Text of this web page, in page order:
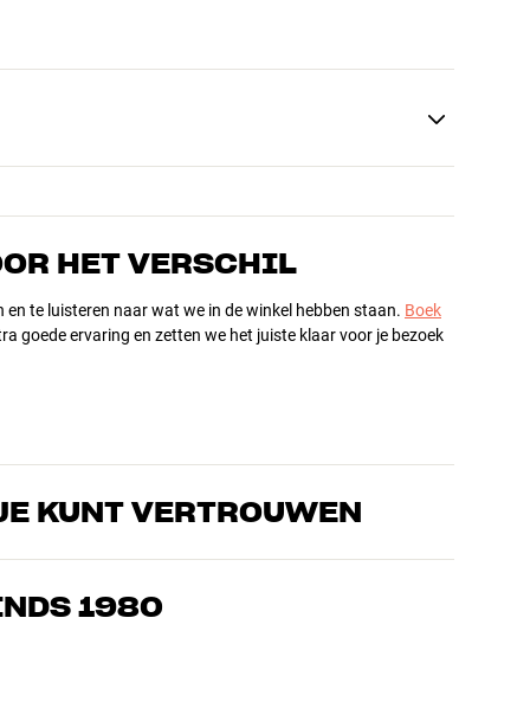
HET VERSCHIL
te luisteren naar wat we in de winkel hebben staan. Boek
goede ervaring en zetten we het juiste klaar voor je bezoek
KUNT VERTROUWEN
de producten door en door kennen en gepassioneerd zijn
budget
1980